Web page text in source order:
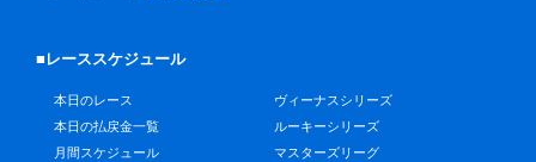
■レーススケジュール
本日のレース
本日の払戻金一覧
月間スケジュール
ヴィーナスシリーズ
ルーキーシリーズ
マスターズリーグ